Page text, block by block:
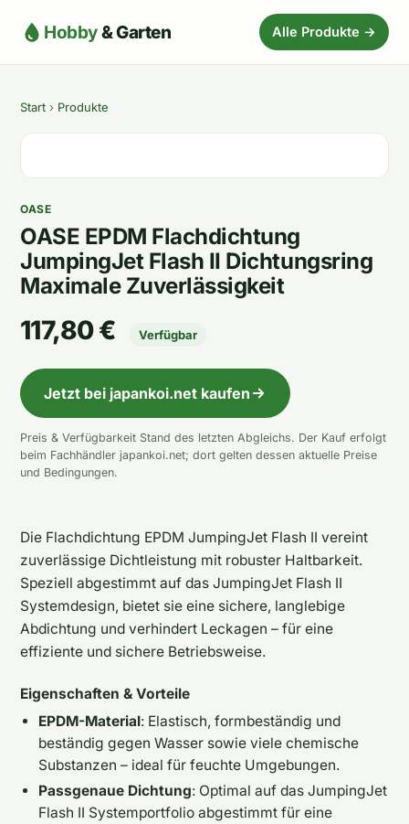
Hobby& Garten Alle Produkte →
Start › Produkte
OASE
OASE EPDM Flachdichtung
JumpingJet Flash II Dichtungsring
Maximale Zuverlässigkeit
117,80 € Verfügbar
Jetzt bei japankoi.net kaufen
Preis & Verfügbarkeit Stand des letzten Abgleichs. Der Kauf erfolgt
beim Fachhändler japankoi.net; dort gelten dessen aktuelle Preise
und Bedingungen.
Die Flachdichtung EPDM JumpingJet Flash II vereint
zuverlässige Dichtleistung mit robuster Haltbarkeit.
Speziell abgestimmt auf das JumpingJet Flash II
Systemdesign, bietet sie eine sichere, langlebige
Abdichtung und verhindert Leckagen – für eine
effiziente und sichere Betriebsweise.
Eigenschaften & Vorteile
EPDM-Material: Elastisch, formbeständig und
beständig gegen Wasser sowie viele chemische
Substanzen – ideal für feuchte Umgebungen.
Passgenaue Dichtung: Optimal auf das JumpingJet
Flash II Systemportfolio abgestimmt für eine